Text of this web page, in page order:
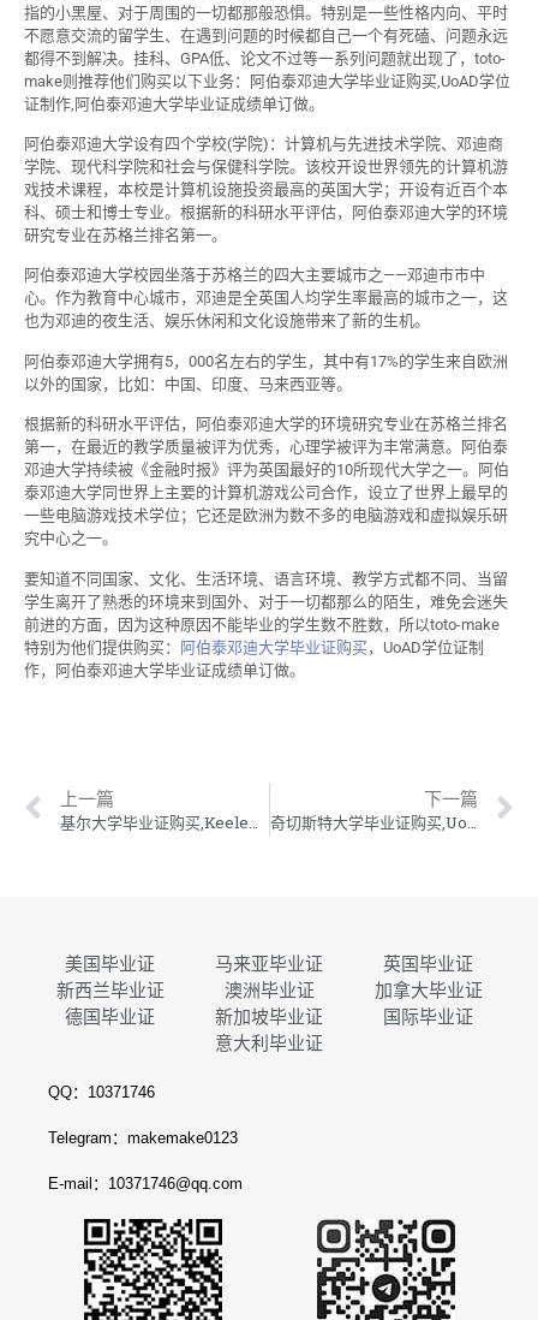
指的小黑屋、对于周围的一切都那般恐惧。特别是一些性格内向、平时
不愿意交流的留学生、在遇到问题的时候都自己一个有死磕、问题永远
都得不到解决。挂科、GPA低、论文不过等一系列问题就出现了，toto-
make则推荐他们购买以下业务：阿伯泰邓迪大学毕业证购买,UoAD学位
证制作,阿伯泰邓迪大学毕业证成绩单订做。
阿伯泰邓迪大学设有四个学校(学院)：计算机与先进技术学院、邓迪商
学院、现代科学院和社会与保健科学院。该校开设世界领先的计算机游
戏技术课程，本校是计算机设施投资最高的英国大学；开设有近百个本
科、硕士和博士专业。根据新的科研水平评估，阿伯泰邓迪大学的环境
研究专业在苏格兰排名第一。
阿伯泰邓迪大学校园坐落于苏格兰的四大主要城市之——邓迪市市中
心。作为教育中心城市，邓迪是全英国人均学生率最高的城市之一，这
也为邓迪的夜生活、娱乐休闲和文化设施带来了新的生机。
阿伯泰邓迪大学拥有5，000名左右的学生，其中有17%的学生来自欧洲
以外的国家，比如：中国、印度、马来西亚等。
根据新的科研水平评估，阿伯泰邓迪大学的环境研究专业在苏格兰排名
第一，在最近的教学质量被评为优秀，心理学被评为丰常满意。阿伯泰
邓迪大学持续被《金融时报》评为英国最好的10所现代大学之一。阿伯
泰邓迪大学同世界上主要的计算机游戏公司合作，设立了世界上最早的
一些电脑游戏技术学位；它还是欧洲为数不多的电脑游戏和虚拟娱乐研
究中心之一。
要知道不同国家、文化、生活环境、语言环境、教学方式都不同、当留
学生离开了熟悉的环境来到国外、对于一切都那么的陌生，难免会迷失
前进的方面，因为这种原因不能毕业的学生数不胜数，所以toto-make
特别为他们提供购买： 阿伯泰邓迪大学毕业证购买，UoAD学位证制
作，阿伯泰邓迪大学毕业证成绩单订做。
上一篇
基尔大学毕业证购买,Keele学位证制作,基尔大学毕业证成绩单订做
下一篇
奇切斯特大学毕业证购买,UoC学位证制作,奇切斯特大学毕业证成绩单订做
美国毕业证 马来亚毕业证
英国毕业证
新西兰毕业证
澳洲毕业证
加拿大毕业证
德国毕业证
新加坡毕业证
国际毕业证
意大利毕业证
QQ：10371746
Telegram：makemake0123
E-mail：10371746@qq.com